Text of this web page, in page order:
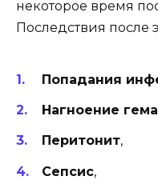
некоторое время
Последствия после
Попадания
Нагноение
Перитонит,
Сепсис,